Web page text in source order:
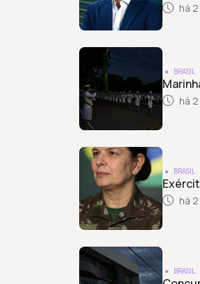
há
BRASIL
há
BRASIL
há
BRASIL